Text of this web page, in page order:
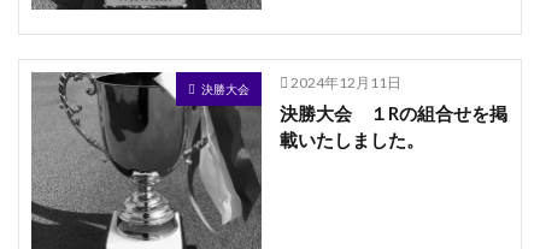
決勝大会 2024年12月11日
決勝大会 １Rの組合せを掲
載いたしました。